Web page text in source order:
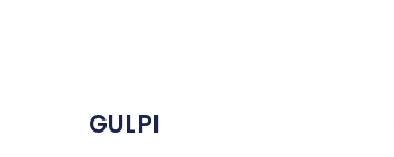
GULPI